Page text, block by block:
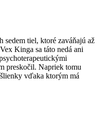
sedem tiel, ktoré zaváňajú až
Kinga sa táto nedá ani
preskočil. Napriek tomu
vďaka ktorým má